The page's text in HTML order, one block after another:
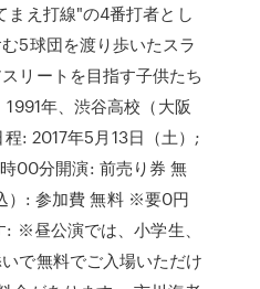
まえ打線"の4番打者とし
5球団を渡り歩いたスラ
リートを目指す子供たち
年、渋谷高校（大阪
: 2017年5月13日（土）;
00分開演: 前売り券 無
）: 参加費 無料 ※要0円
※昼公演では、小学生、
で無料でご入場いただけ